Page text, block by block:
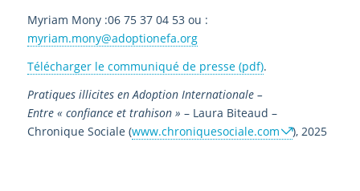
Myriam Mony :06 75 37 04 53 ou :
myriam.mony@adoptionefa.org
Télécharger le communiqué de presse (pdf).
Pratiques illicites en Adoption Internationale –
Entre « confiance et trahison » – Laura Biteaud –
Chronique Sociale (www.chroniquesociale.com ), 2025